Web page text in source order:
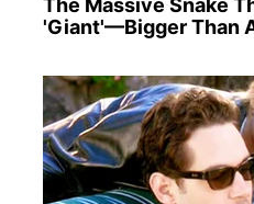
The Massive Snake
'Giant'—Bigger Than